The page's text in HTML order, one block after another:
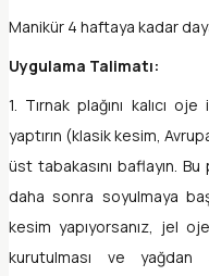
Manikür 4 haftaya kadar
Uygulama Talimatı:
1. Tırnak plağını kalıcı
yaptırın (klasik kesim,
üst tabakasını baflayın.
daha sonra soyulmaya
kesim yapıyorsanız, jel
kurutulması ve yağdan